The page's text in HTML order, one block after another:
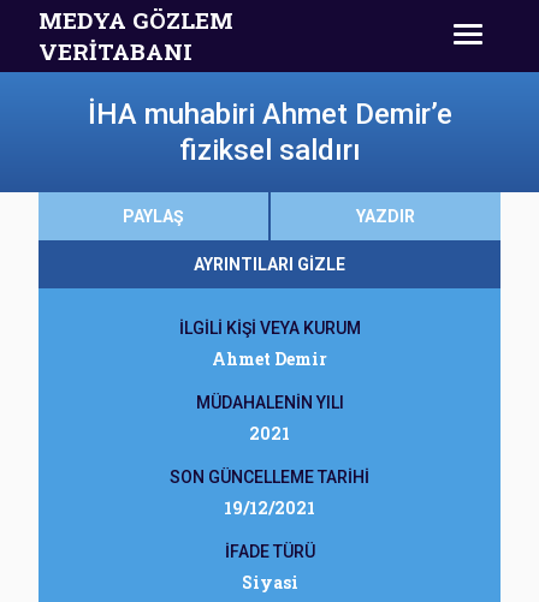
MEDYA GÖZLEM
VERİTABANI
İHA muhabiri Ahmet Demir’e
fiziksel saldırı
PAYLAŞ YAZDIR
AYRINTILARI GİZLE
İLGİLİ KİŞİ VEYA KURUM
Ahmet Demir
MÜDAHALENİN YILI
2021
SON GÜNCELLEME TARİHİ
19/12/2021
İFADE TÜRÜ
Siyasi